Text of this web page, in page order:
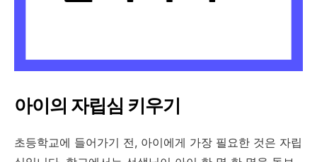
아이의 자립심 키우기
초등학교에 들어가기 전, 아이에게 가장 필요한 것은 자립